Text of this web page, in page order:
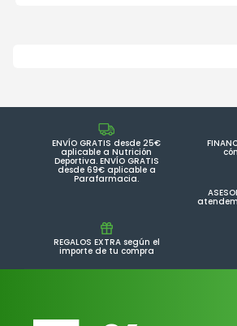
ENVÍO GRATIS desde 25€
aplicable a Nutrición
Deportiva. ENVÍO GRATIS
desde 69€ aplicable a
Parafarmacia.
REGALOS EXTRA según el
importe de tu compra